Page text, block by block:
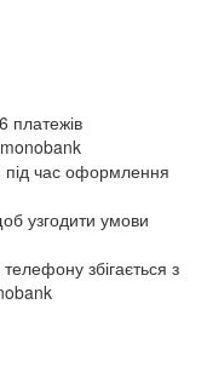
платежів
monobank
під час оформлення
узгодити умови
збігається з